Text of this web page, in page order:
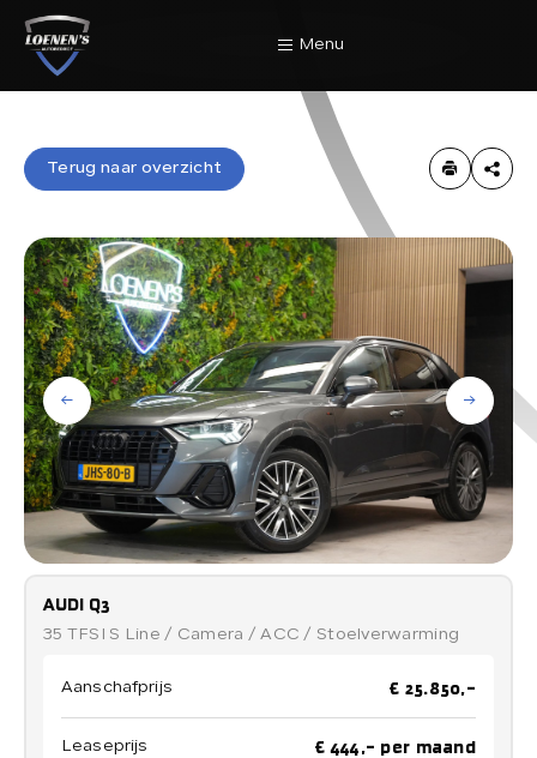
Menu
Home
Aanbod
Diensten
Werkplaats
Over Ons
Verkocht
Contact
Terug naar overzicht
AUDI Q3
35 TFSI S Line / Camera / ACC / Stoelverwarming
Aanschafprijs € 25.850,-
Leaseprijs € 444,- per maand